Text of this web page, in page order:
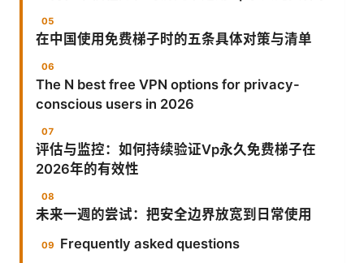
在中国使用免费梯子时的五条具体对策与清单
The N best free VPN options for privacy-
conscious users in 2026
评估与监控：如何持续验证Vp永久免费梯子在
2026年的有效性
未来一週的尝试：把安全边界放宽到日常使用
Frequently asked questions